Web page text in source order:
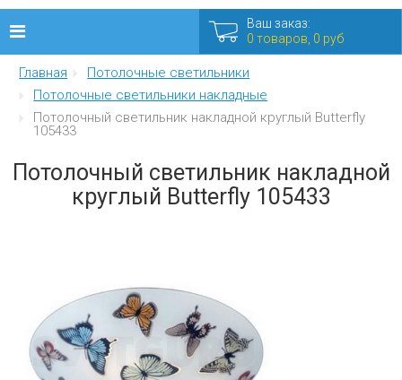
Люстры
Бра
Интерьерные
Уличные
Еще
Мебель
Ваш заказ:
0 товаров, 0 руб
Главная
Потолочные светильники
Потолочные светильники накладные
Потолочный светильник накладной круглый Butterfly
105433
Потолочный светильник накладной
круглый Butterfly 105433